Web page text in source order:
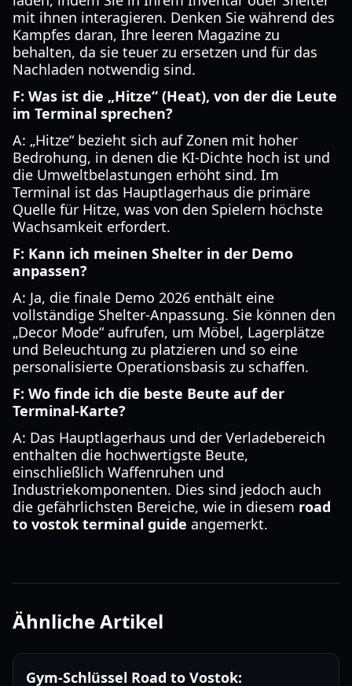
mit ihnen interagieren. Denken Sie während des
Kampfes daran, Ihre leeren Magazine zu
behalten, da sie teuer zu ersetzen und für das
Nachladen notwendig sind.
F: Was ist die „Hitze“ (Heat), von der die Leute
im Terminal sprechen?
A: „Hitze“ bezieht sich auf Zonen mit hoher
Bedrohung, in denen die KI-Dichte hoch ist und
die Umweltbelastungen erhöht sind. Im
Terminal ist das Hauptlagerhaus die primäre
Quelle für Hitze, was von den Spielern höchste
Wachsamkeit erfordert.
F: Kann ich meinen Shelter in der Demo
anpassen?
A: Ja, die finale Demo 2026 enthält eine
vollständige Shelter-Anpassung. Sie können den
„Decor Mode“ aufrufen, um Möbel, Lagerplätze
und Beleuchtung zu platzieren und so eine
personalisierte Operationsbasis zu schaffen.
F: Wo finde ich die beste Beute auf der
Terminal-Karte?
A: Das Hauptlagerhaus und der Verladebereich
enthalten die hochwertigste Beute,
einschließlich Waffenruhen und
Industriekomponenten. Dies sind jedoch auch
die gefährlichsten Bereiche, wie in diesem road
to vostok terminal guide angemerkt.
Ähnliche Artikel
Gym-Schlüssel Road to Vostok: